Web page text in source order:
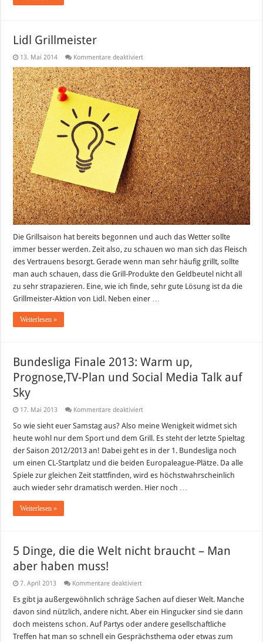
Lidl Grillmeister
13. Mai 2014 Kommentare deaktiviertfür
Grillmeister
Die Grillsaison hat bereits begonnen und auch das Wetter sollte
immer besser werden. Zeit also, zu schauen wo man sich das Fleisch
des Vertrauens besorgt. Gerade wenn man sehr häufig grillt, sollte
man auch schauen, dass die Grill-Produkte den Geldbeutel nicht all
zu sehr strapazieren. Eine, wie ich finde, sehr gute Lösung ist da die
Grillmeister-Aktion von Lidl. Neben einer …
Weiterlesen »
Bundesliga Finale 2013: Warm up,
Prognose,TV-Plan und Social Media Talk auf
Sky
17. Mai 2013 Kommentare deaktiviertfür
Finale
Warm
up,
Prognose,TV-
Plan
und
Social
Media
So wie sieht euer Samstag aus? Also meine Wenigkeit widmet sich
heute wohl nur dem Sport und dem Grill. Es steht der letzte Spieltag
der Saison 2012/2013 an! Dabei geht es in der 1. Bundesliga noch
um einen CL-Startplatz und die beiden Europaleague-Plätze. Da alle
Spiele zur gleichen Zeit stattfinden, wird es höchstwahrscheinlich
auch wieder sehr dramatisch werden. Hier noch …
Weiterlesen »
5 Dinge, die die Welt nicht braucht – Man
aber haben muss!
7. April 2013 Kommentare deaktiviertfür
Dinge,
die
Welt
nicht
braucht
Es gibt ja außergewöhnlich schräge Sachen auf dieser Welt. Manche
davon sind nützlich, andere nicht. Aber ein Hingucker sind sie dann
doch meistens schon. Auf Partys oder andere gesellschaftliche
Treffen hat man so schnell ein Gesprächsthema oder etwas zum